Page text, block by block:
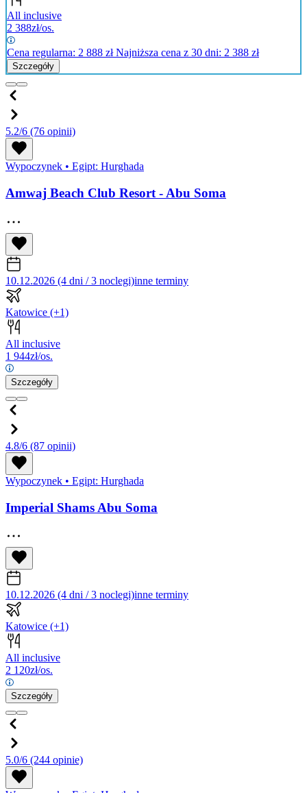
All inclusive
2 388zł/os.
Cena regularna: 2 888 złNajniższa cena z 30 dni: 2 388 zł
Szczegóły
5.2/6 (76 opinii)
Wypoczynek • Egipt: Hurghada
Amwaj Beach Club Resort - Abu Soma
10.12.2026 (4 dni / 3 noclegi)inne terminy
Katowice (+1)
All inclusive
1 944zł/os.
Szczegóły
4.8/6 (87 opinii)
Wypoczynek • Egipt: Hurghada
Imperial Shams Abu Soma
10.12.2026 (4 dni / 3 noclegi)inne terminy
Katowice (+1)
All inclusive
2 120zł/os.
Szczegóły
5.0/6 (244 opinie)